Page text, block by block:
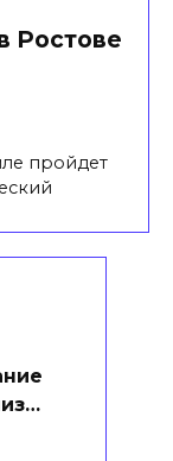
Ростове
пройдет